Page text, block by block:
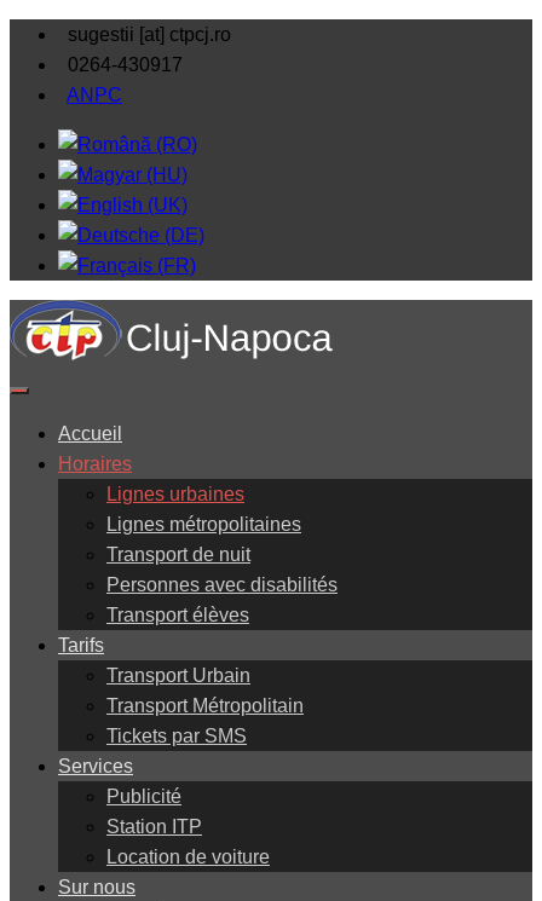
sugestii [at] ctpcj.ro
0264-430917
ANPC
Accueil
Horaires
Lignes urbaines
Lignes métropolitaines
Transport de nuit
Personnes avec disabilités
Transport élèves
Tarifs
Transport Urbain
Transport Métropolitain
Tickets par SMS
Services
Publicité
Station ITP
Location de voiture
Sur nous